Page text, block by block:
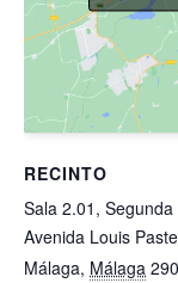
RECINTO
Sala 2.01, Segunda
Avenida Louis
Málaga, Málaga